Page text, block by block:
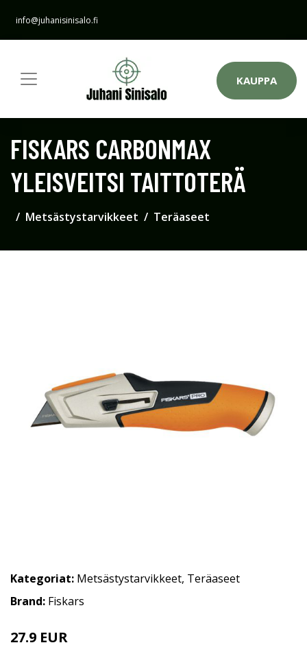
info@juhanisinisalo.fi
KAUPPA
FISKARS CARBONMAX
YLEISVEITSI TAITTOTERÄ
Metsästystarvikkeet Teräaseet
Kategoriat: Metsästystarvikkeet, Teräaseet
Brand: Fiskars
27.9 EUR